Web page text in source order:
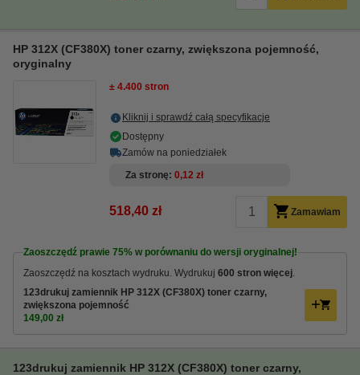
HP 312X (CF380X) toner czarny, zwiększona pojemność,
oryginalny
± 4.400 stron
Kliknij i sprawdź całą specyfikacje
Dostępny
Zamów na poniedziałek
Za stronę 0,12 zł
518,40 zł Zamawiam
Zaoszczędź prawie 75% w porównaniu do wersji oryginalnej!
Zaoszczędź na kosztach wydruku. Wydrukuj 600 stron więcej.
123drukuj zamiennik HP 312X (CF380X) toner czarny,
zwiększona pojemność
149,00 zł
123drukuj zamiennik HP 312X (CF380X) toner czarny,